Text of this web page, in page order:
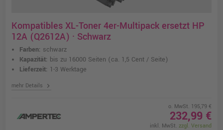
Kompatibles XL-Toner 4er-Multipack ersetzt HP
12A (Q2612A) · Schwarz
Farben: schwarz
Kapazität: bis zu 16000 Seiten (ca. 1,5 Cent / Seite)
Lieferzeit: 1-3 Werktage
mehr Details chevron_right
o. MwSt. 195,79 €
232,99 €
inkl. MwSt. zzgl. Versand